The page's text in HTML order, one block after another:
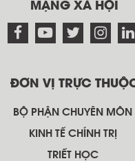
MẠNG XÃ HỘI
ĐƠN VỊ TRỰC
BỘ PHẬN CHUYÊN MÔN
KINH TẾ CHÍNH TRỊ
TRIẾT HỌC